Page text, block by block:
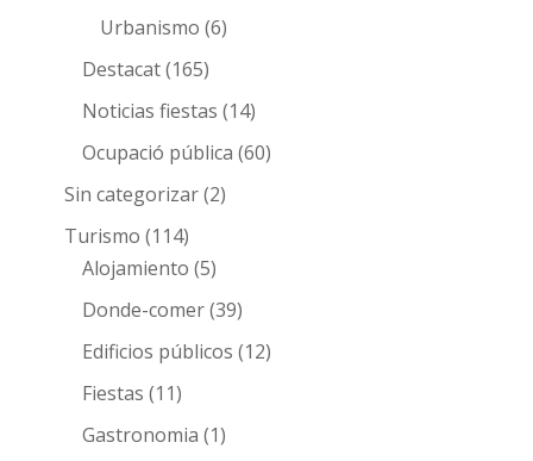
Urbanismo (6)
Destacat(165)
Noticias fiestas (14)
Ocupació pública (60)
Sin categorizar(2)
Turismo (114)
Alojamiento (5)
Donde-comer(39)
Edificios públicos (12)
Fiestas (11)
Gastronomia (1)